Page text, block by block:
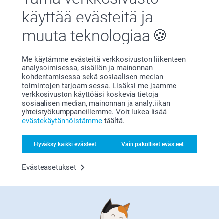
käyttää evästeitä ja
muuta teknologiaa
Me käytämme evästeitä verkkosivuston liikenteen
analysoimisessa, sisällön ja mainonnan
kohdentamisessa sekä sosiaalisen median
toimintojen tarjoamisessa. Lisäksi me jaamme
verkkosivuston käyttöäsi koskevia tietoja
sosiaalisen median, mainonnan ja analytiikan
yhteistyökumppaneillemme. Voit lukea lisää
evästekäytännöistämme täältä.
Hyväksy kaikki evästeet Vain pakolliset evästeet
Evästeasetukset
Näytä reaktiot
12:12
Hei Mira!
Suuret kiitokset 5 tähdestä ja palautteesta, olemme
kiitollisia siitä.
Ihana että pidät tilaamastasi
panoraamasuurennoksesta :)
Toivottavasti näemme pian taas smartphoto.fi -
osoitteessa.
Lämpimin kiitoksin,
Kaisa@smartphoto
Kirsi Lestelin,
25.9.2023
Olen tyytyväinen lopputulokseen.
Näytä reaktiot
25.9.2023
15:06
Hei Kirsi!
Suuret kiitokset 5 tähdestä ja palautteesta, se on
meille korvaamattoman tärkeää. Ihana että pidät
Toivottavasti näemme pian taas smartphoto.fi -
Näytä lisää
Liittyvät tuotteet
Alu Juliste
Yli 10 mallia